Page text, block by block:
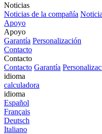
Noticias
Noticias de la compañía
Apoyo
Apoyo
Garantía Personalización
Contacto
Contacto
Contacto Garantía
idioma
calculadora
idioma
Español
Français
Deutsch
Italiano